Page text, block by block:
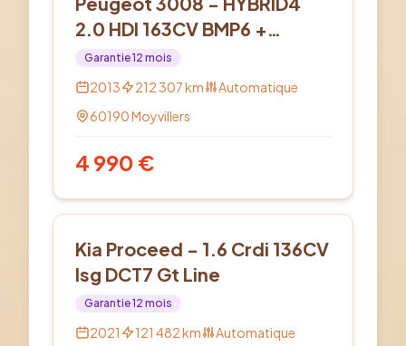
2.0 HDI 163CV BMP6 +
Electric 37CV
Garantie12 mois
2013 212 307km
Automatique
60190Moyvillers
4 990 €
Kia Proceed - 1.6 Crdi 136CV
Isg DCT7 Gt Line
Garantie12 mois
2021 121 482km
Automatique